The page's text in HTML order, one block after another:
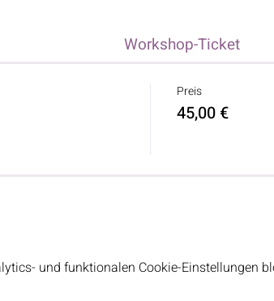
Workshop-Ticket
Preis
45,00 €
und funktionalen Cookie-Einstellungen